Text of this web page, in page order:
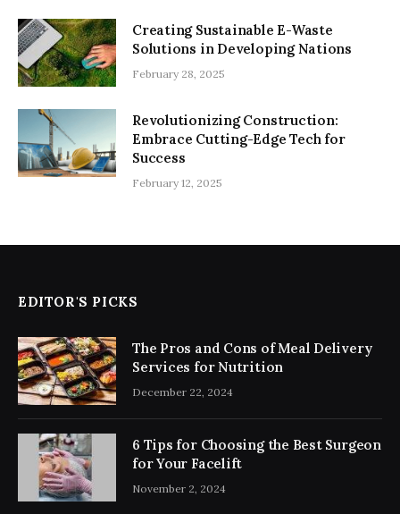
Creating Sustainable E-Waste
Solutions in Developing Nations
February 28, 2025
Revolutionizing Construction:
Embrace Cutting-Edge Tech for
Success
February 12, 2025
EDITOR'S PICKS
The Pros and Cons of Meal Delivery
Services for Nutrition
December 22, 2024
6 Tips for Choosing the Best Surgeon
for Your Facelift
November 2, 2024